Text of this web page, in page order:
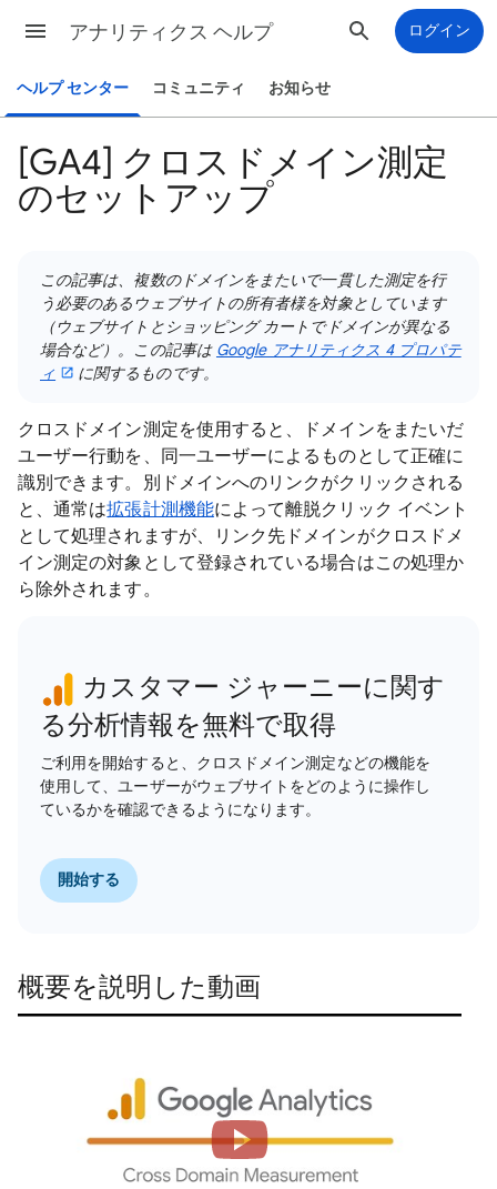
アナリティクス ヘルプ ログイン
ヘルプ センター コミュニティ お知らせ
[GA4] クロスドメイン測定
のセットアップ
この記事は、複数のドメインをまたいで一貫した測定を行
う必要のあるウェブサイトの所有者様を対象としています
（ウェブサイトとショッピング カートでドメインが異なる
場合など）。この記事は Google アナリティクス 4 プロパテ
ィ
に関するものです。
クロスドメイン測定を使用すると、ドメインをまたいだ
ユーザー行動を、同一ユーザーによるものとして正確に
識別できます。別ドメインへのリンクがクリックされる
と、通常は拡張計測機能によって離脱クリック イベント
として処理されますが、リンク先ドメインがクロスドメ
イン測定の対象として登録されている場合はこの処理か
ら除外されます。
カスタマー ジャーニーに関す
る分析情報を無料で取得
ご利用を開始すると、クロスドメイン測定などの機能を
使用して、ユーザーがウェブサイトをどのように操作し
ているかを確認できるようになります。
開始する
概要を説明した動画